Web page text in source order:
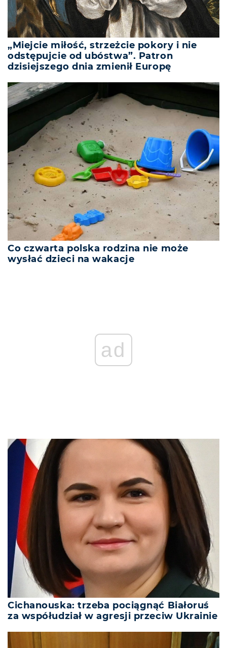
„Miejcie miłość, strzeżcie pokory i nie
odstępujcie od ubóstwa”. Patron
dzisiejszego dnia zmienił Europę
Co czwarta polska rodzina nie może
wysłać dzieci na wakacje
ad
Cichanouska: trzeba pociągnąć Białoruś
za współudział w agresji przeciw Ukrainie